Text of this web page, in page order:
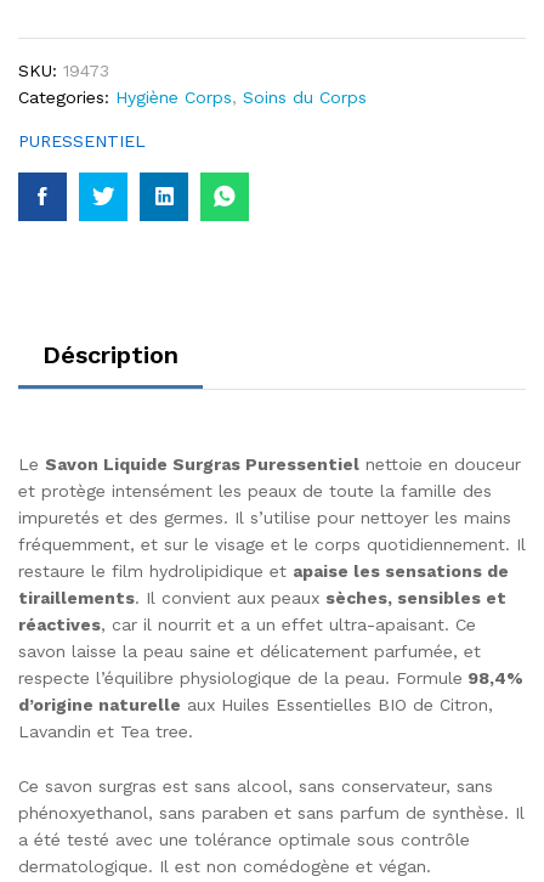
SKU: 19473
Categories: Hygiène Corps, Soins du Corps
PURESSENTIEL
Déscription
Le Savon Liquide Surgras Puressentiel nettoie en douceur
et protège intensément les peaux de toute la famille des
impuretés et des germes. Il s’utilise pour nettoyer les mains
fréquemment, et sur le visage et le corps quotidiennement. Il
restaure le film hydrolipidique et apaise les sensations de
tiraillements. Il convient aux peaux sèches, sensibles et
réactives, car il nourrit et a un effet ultra-apaisant. Ce
savon laisse la peau saine et délicatement parfumée, et
respecte l’équilibre physiologique de la peau. Formule 98,4%
d’origine naturelle aux Huiles Essentielles BIO de Citron,
Lavandin et Tea tree.
Ce savon surgras est sans alcool, sans conservateur, sans
phénoxyethanol, sans paraben et sans parfum de synthèse. Il
a été testé avec une tolérance optimale sous contrôle
dermatologique. Il est non comédogène et végan.